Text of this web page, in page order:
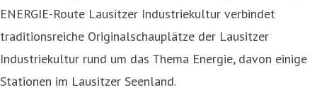
ENERGIE-Route Lausitzer Industriekultur verbindet
traditionsreiche Originalschauplätze der Lausitzer
Industriekultur rund um das Thema Energie, davon einige
Stationen im Lausitzer Seenland.